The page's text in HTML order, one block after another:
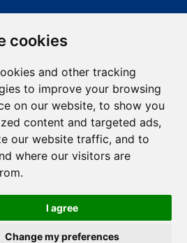
cookies
and other tracking
to improve your browsing
on our website, to show you
content and targeted ads,
our website traffic, and to
where our visitors are
I agree
Change my preferences